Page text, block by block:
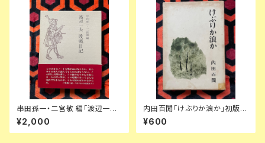
串田孫一・二宮敬 編「渡辺一
夫 敗戦日記」 初版 函入り 帯
付き 装幀:串田孫一 博文館新社
¥2,000
内田百閒「けぶりか浪か」初版
函入り 装幀:内田克已 新潮社
¥600